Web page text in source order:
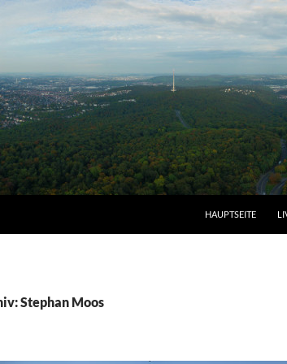
HAUPTSEITE
Stephan Moos